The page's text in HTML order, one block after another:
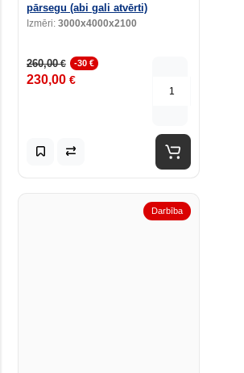
pārsegu (abi gali atvērti)
Izmēri: 3000x4000x2100
260,00€ -30 €
230,00 €
Darbība